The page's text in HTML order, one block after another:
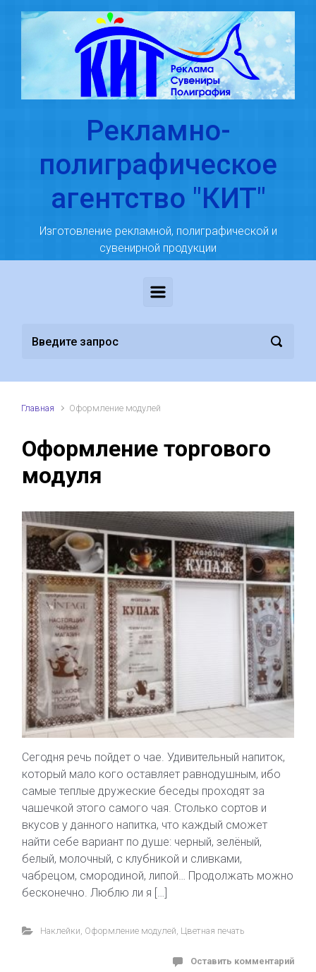
Skip to main content
Рекламно-
полиграфическое
агентство "КИТ"
Изготовление рекламной, полиграфической и
сувенирной продукции
Главная Оформление модулей
Оформление торгового
модуля
Сегодня речь пойдет о чае. Удивительный напиток,
который мало кого оставляет равнодушным, ибо
самые теплые дружеские беседы проходят за
чашечкой этого самого чая. Столько сортов и
вкусов у данного напитка, что каждый сможет
найти себе вариант по душе: черный, зелёный,
белый, молочный, с клубникой и сливками,
чабрецом, смородиной, липой… Продолжать можно
бесконечно. Люблю ли я […]
Наклейки Оформление модулей Цветная печать
Оставить комментарий